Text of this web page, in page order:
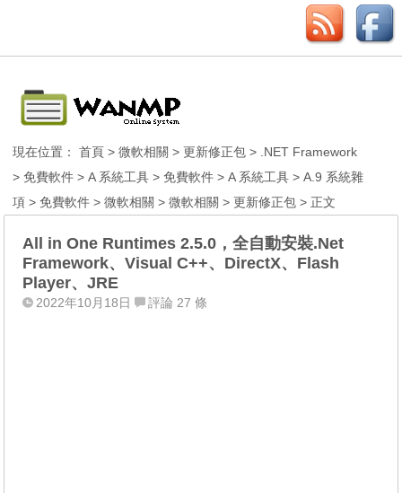
現在位置：首頁 >微軟相關 >更新修正包 > .NET Framework
>免費軟件 >A 系統工具 >免費軟件 >A 系統工具 >A.9 系統雜
項 >免費軟件 >微軟相關 >微軟相關 >更新修正包 > 正文
All in One Runtimes 2.5.0，全自動安裝.Net
Framework、Visual C++、DirectX、Flash
Player、JRE
2022年10月18日 評論 27 條